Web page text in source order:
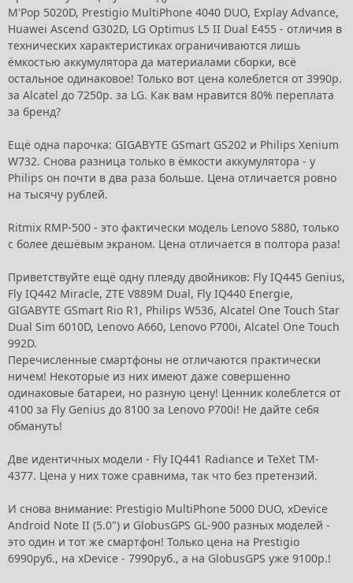
M'Pop 5020D, Prestigio MultiPhone 4040 DUO, Explay Advance,
Huawei Ascend G302D, LG Optimus L5 II Dual E455 - отличия в
технических характеристиках ограничиваются лишь
ёмкостью аккумулятора да материалами сборки, всё
остальное одинаковое! Только вот цена колеблется от 3990р.
за Alcatel до 7250р. за LG. Как вам нравится 80% переплата
за бренд?
Ещё одна парочка: GIGABYTE GSmart GS202 и Philips Xenium
W732. Снова разница только в ёмкости аккумулятора - у
Philips он почти в два раза больше. Цена отличается ровно
на тысячу рублей.
Ritmix RMP-500 - это фактически модель Lenovo S880, только
с более дешёвым экраном. Цена отличается в полтора раза!
Приветствуйте ещё одну плеяду двойников: Fly IQ445 Genius,
Fly IQ442 Miracle, ZTE V889M Dual, Fly IQ440 Energie,
GIGABYTE GSmart Rio R1, Philips W536, Alcatel One Touch Star
Dual Sim 6010D, Lenovo A660, Lenovo P700i, Alcatel One Touch
992D.
Перечисленные смартфоны не отличаются практически
ничем! Некоторые из них имеют даже совершенно
одинаковые батареи, но разную цену! Ценник колеблется от
4100 за Fly Genius до 8100 за Lenovo P700i! Не дайте себя
обмануть!
Две идентичных модели - Fly IQ441 Radiance и TeXet TM-
4377. Цена у них тоже сравнима, так что без претензий.
И снова внимание: Prestigio MultiPhone 5000 DUO, xDevice
Android Note II (5.0") и GlobusGPS GL-900 разных моделей -
это один и тот же смартфон! Только цена на Prestigio
6990руб., на xDevice - 7990руб., а на GlobusGPS уже 9100р.!